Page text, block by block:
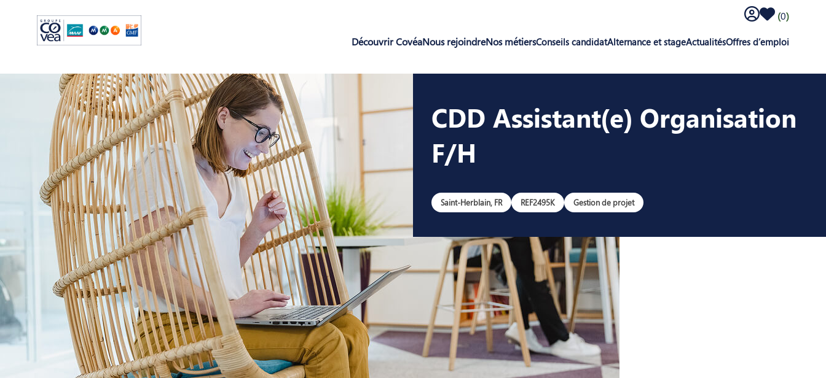
Log in to theSaved offers
(0)
Découvrir CovéaNous rejoindreNos métiersConseils candidatAlternance et stageActualitésOffres d’emploi
CDD Assistant(e) Organisation
F/H
Gestion de projet
Saint-Herblain, FR REF2495K